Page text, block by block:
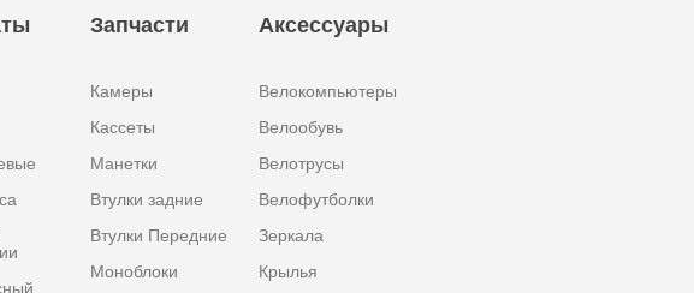
Запчасти
Камеры
Кассеты
Манетки
Втулки задние
Втулки Передние
Моноблоки
Аксессуары
Велокомпьютеры
Велообувь
Велотрусы
Велофутболки
Зеркала
Крылья